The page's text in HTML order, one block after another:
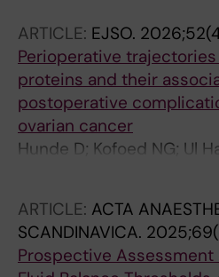
ARTICLE: EJSO.
Perioperative
proteins and their
postoperative
ovarian cancer
Hunde D; Kofoed NG; Ul
ARTICLE: ACTA
SCANDINAVICA.
Prospective Assessment